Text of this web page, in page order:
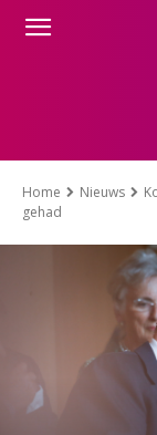
Home Nieuws
gehad